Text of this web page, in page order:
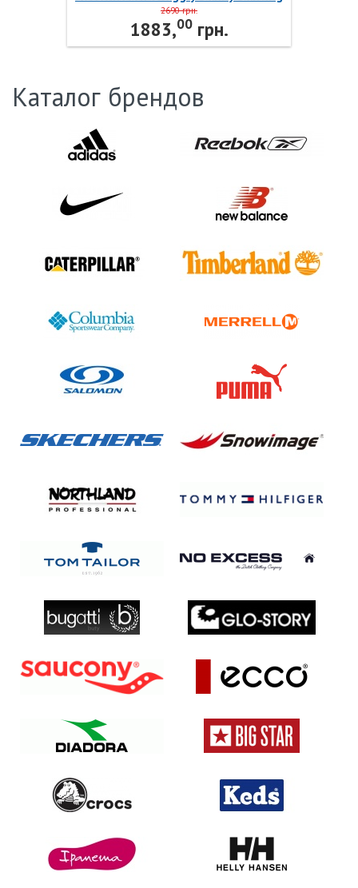
SN0219685 Columbia
2690 грн.
1883,00грн.
Каталог брендов